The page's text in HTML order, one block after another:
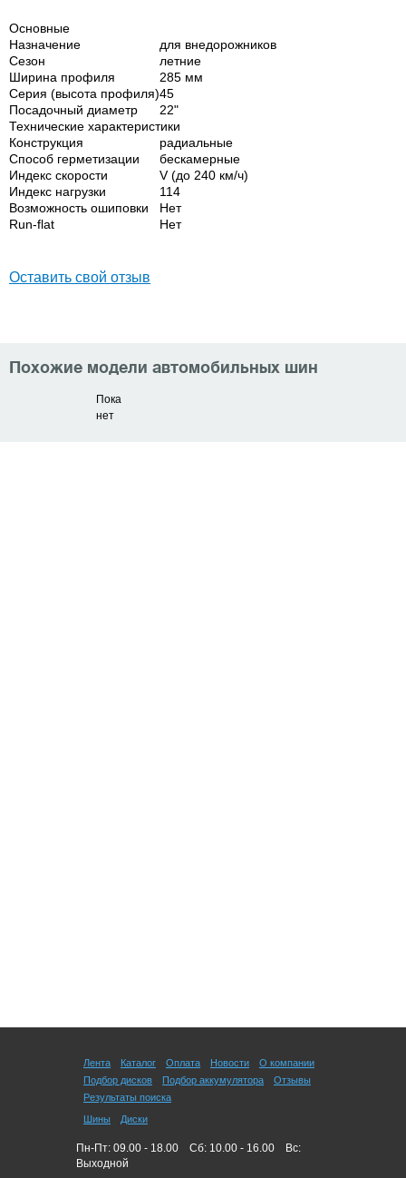
Основные
Назначение
для внедорожников
Сезон
летние
Ширина профиля
285 мм
Серия (высота профиля)45
Посадочный диаметр
22"
Технические характеристики
Конструкция
радиальные
Способ герметизации
бескамерные
Индекс скорости
V (до 240 км/ч)
Индекс нагрузки
114
Возможность ошиповки
Нет
Run-flat
Нет
Оставить свой отзыв
Похожие модели автомобильных шин
Пока
нет
Лента Каталог Оплата Новости
О компании
Подбор дисков
Подбор аккумулятора
Отзывы
Результаты поиска
Шины
Диски
Пн-Пт: 09.00 - 18.00 Сб: 10.00 - 16.00
Вс:
Выходной